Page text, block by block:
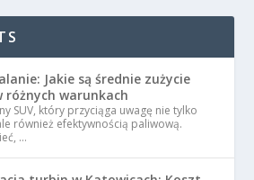
Jakie są średnie zużycie
różnych warunkach
SUV, który przyciąga uwagę nie tylko
również efektywnością paliwową.
…